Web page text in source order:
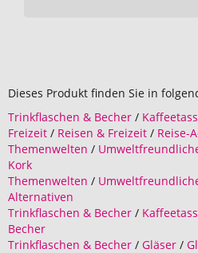
Dieses Produkt finden Sie in
Trinkflaschen & Becher /
Freizeit / Reisen & Freizeit / Reise-
Themenwelten /
Kork
Themenwelten /
Alternativen
Trinkflaschen & Becher /
Becher
Trinkflaschen & Becher / Gläser /